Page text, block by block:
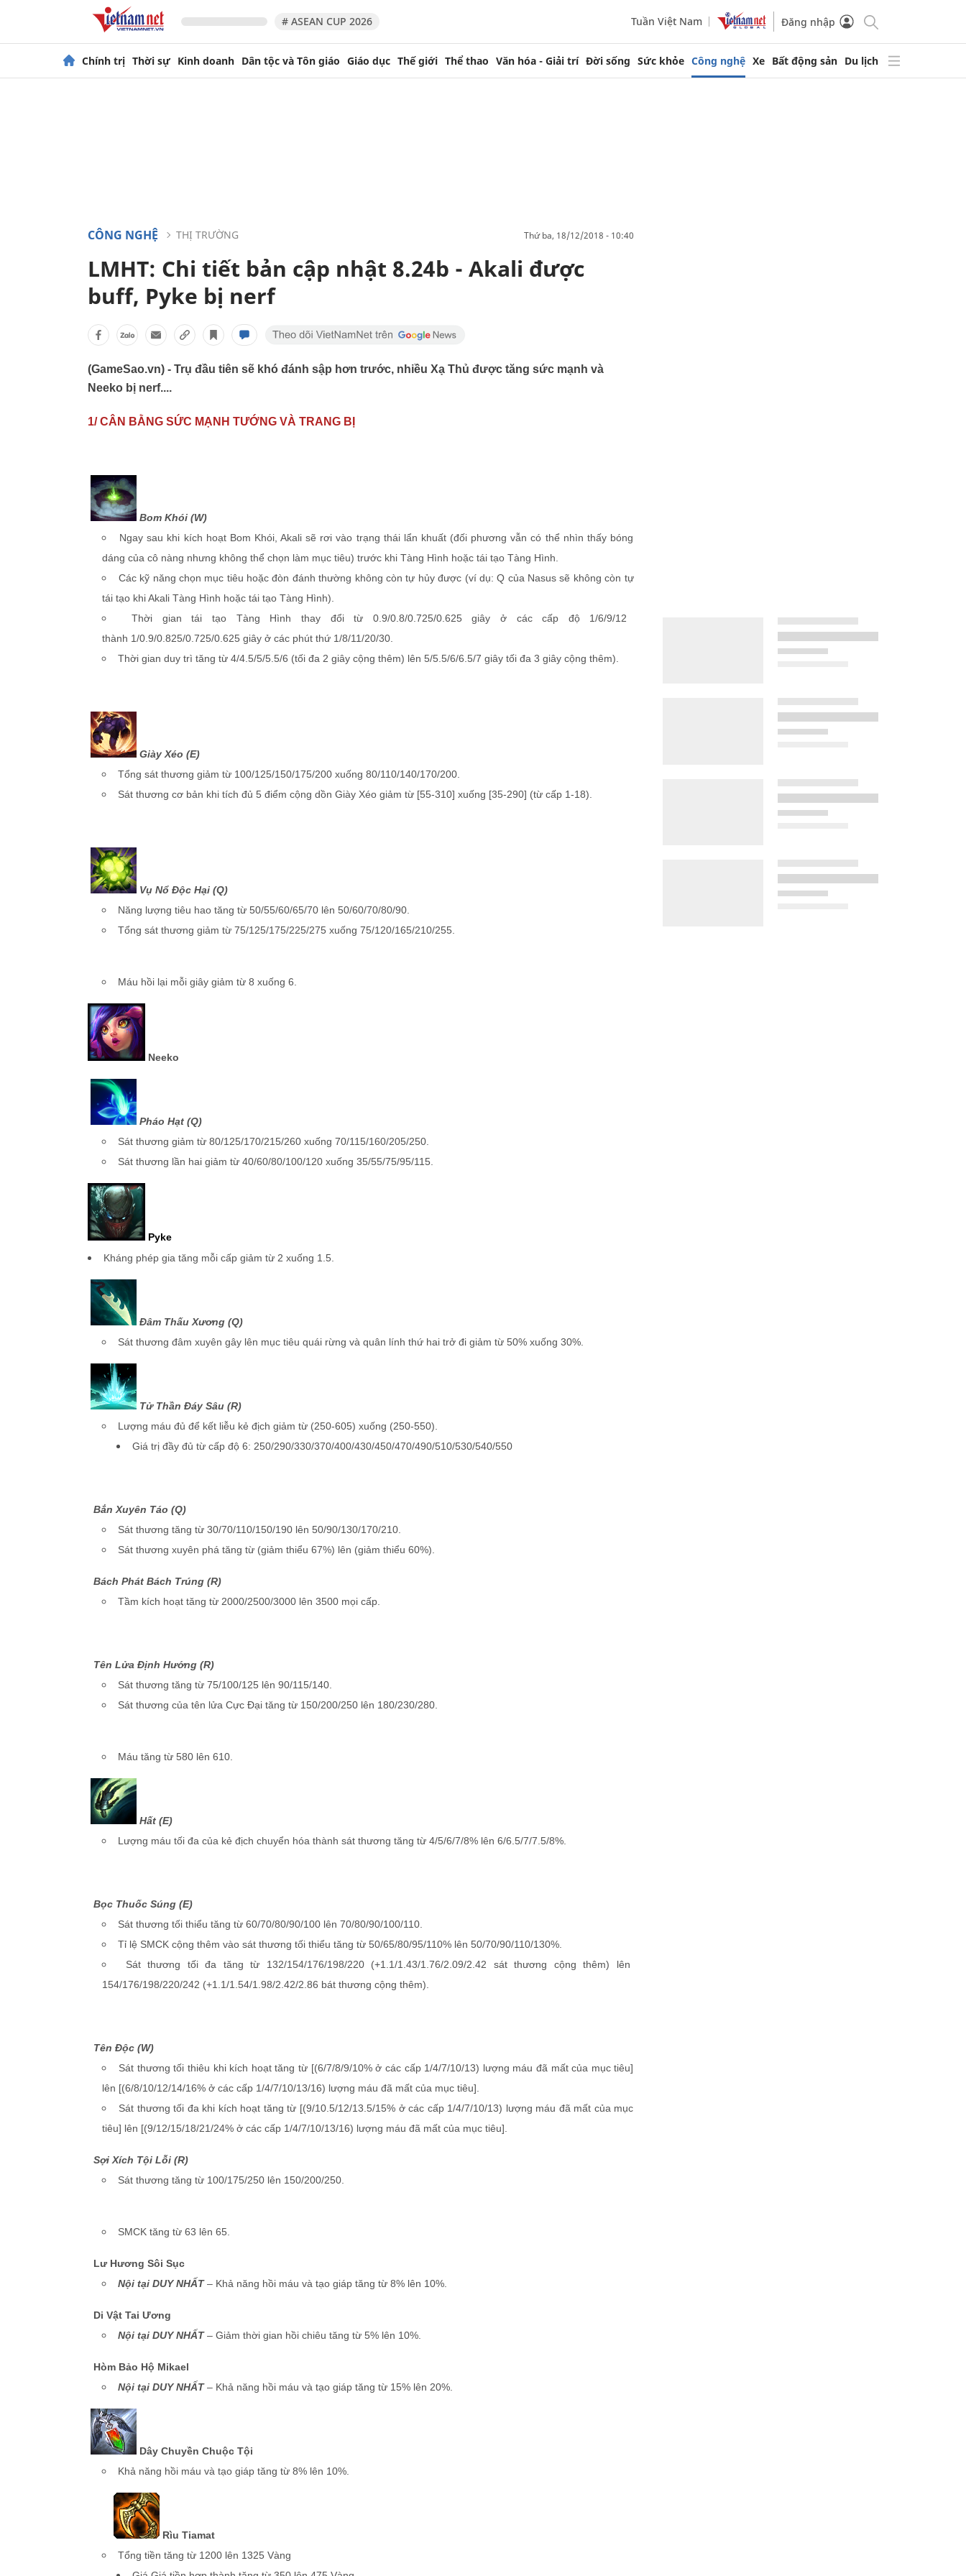
# ASEAN CUP 2026 Tuần Việt Nam Đăng nhập
Chính trị Thời sự Kinh doanh Dân tộc và Tôn giáo Giáo dục Thế giới Thể thao Văn hóa - Giải trí Đời sống Sức khỏe Công nghệ Xe Bất động sản Du lịch
CÔNG NGHỆ THỊ TRƯỜNG thứ ba, 18/12/2018 - 10:40
LMHT: Chi tiết bản cập nhật 8.24b - Akali được
buff, Pyke bị nerf
(GameSao.vn) - Trụ đầu tiên sẽ khó đánh sập hơn trước, nhiều Xạ Thủ được tăng sức mạnh và
Neeko bị nerf....
1/ CÂN BẰNG SỨC MẠNH TƯỚNG VÀ TRANG BỊ
Bom Khói (W)
Ngay sau khi kích hoạt Bom Khói, Akali sẽ rơi vào trạng thái lẩn khuất (đối phương vẫn có thể nhìn thấy bóng
dáng của cô nàng nhưng không thể chọn làm mục tiêu) trước khi Tàng Hình hoặc tái tạo Tàng Hình.
Các kỹ năng chọn mục tiêu hoặc đòn đánh thường không còn tự hủy được (ví dụ: Q của Nasus sẽ không còn tự
tái tạo khi Akali Tàng Hình hoặc tái tạo Tàng Hình).
Thời gian tái tạo Tàng Hình thay đổi từ 0.9/0.8/0.725/0.625 giây ở các cấp độ 1/6/9/12
thành 1/0.9/0.825/0.725/0.625 giây ở các phút thứ 1/8/11/20/30.
Thời gian duy trì tăng từ 4/4.5/5/5.5/6 (tối đa 2 giây cộng thêm) lên 5/5.5/6/6.5/7 giây tối đa 3 giây cộng thêm)
Giày Xéo (E)
Tổng sát thương giảm từ 100/125/150/175/200 xuống 80/110/140/170/200.
Sát thương cơ bản khi tích đủ 5 điểm cộng dồn Giày Xéo giảm từ [55-310] xuống [35-290] (từ cấp 1-18).
Vụ Nổ Độc Hại (Q)
Năng lượng tiêu hao tăng từ 50/55/60/65/70 lên 50/60/70/80/90.
Tổng sát thương giảm từ 75/125/175/225/275 xuống 75/120/165/210/255.
Máu hồi lại mỗi giây giảm từ 8 xuống 6.
Neeko
Pháo Hạt (Q)
Sát thương giảm từ 80/125/170/215/260 xuống 70/115/160/205/250.
Sát thương lần hai giảm từ 40/60/80/100/120 xuống 35/55/75/95/115.
Pyke
Kháng phép gia tăng mỗi cấp giảm từ 2 xuống 1.5.
Đâm Thấu Xương (Q)
Sát thương đâm xuyên gây lên mục tiêu quái rừng và quân lính thứ hai trở đi giảm từ 50% xuống 30%.
Tử Thần Đáy Sâu (R)
Lượng máu đủ để kết liễu kẻ địch giảm từ (250-605) xuống (250-550).
Giá trị đầy đủ từ cấp độ 6: 250/290/330/370/400/430/450/470/490/510/530/540/550
Bắn Xuyên Táo (Q)
Sát thương tăng từ 30/70/110/150/190 lên 50/90/130/170/210.
Sát thương xuyên phá tăng từ (giảm thiểu 67%) lên (giảm thiểu 60%).
Bách Phát Bách Trúng (R)
Tầm kích hoạt tăng từ 2000/2500/3000 lên 3500 mọi cấp.
Tên Lửa Định Hướng (R)
Sát thương tăng từ 75/100/125 lên 90/115/140.
Sát thương của tên lửa Cực Đại tăng từ 150/200/250 lên 180/230/280.
Máu tăng từ 580 lên 610.
Hất (E)
Lượng máu tối đa của kẻ địch chuyển hóa thành sát thương tăng từ 4/5/6/7/8% lên 6/6.5/7/7.5/8%.
Bọc Thuốc Súng (E)
Sát thương tối thiểu tăng từ 60/70/80/90/100 lên 70/80/90/100/110.
Tỉ lệ SMCK cộng thêm vào sát thương tối thiểu tăng từ 50/65/80/95/110% lên 50/70/90/110/130%.
Sát thương tối đa tăng từ 132/154/176/198/220 (+1.1/1.43/1.76/2.09/2.42 sát thương cộng thêm) lên
154/176/198/220/242 (+1.1/1.54/1.98/2.42/2.86 bát thương cộng thêm).
Tên Độc (W)
Sát thương tối thiêu khi kích hoạt tăng từ [(6/7/8/9/10% ở các cấp 1/4/7/10/13) lượng máu đã mất của mục tiêu]
lên [(6/8/10/12/14/16% ở các cấp 1/4/7/10/13/16) lượng máu đã mất của mục tiêu].
Sát thương tối đa khi kích hoạt tăng từ [(9/10.5/12/13.5/15% ở các cấp 1/4/7/10/13) lượng máu đã mất của mục
tiêu] lên [(9/12/15/18/21/24% ở các cấp 1/4/7/10/13/16) lượng máu đã mất của mục tiêu].
Sợi Xích Tội Lỗi (R)
Sát thương tăng từ 100/175/250 lên 150/200/250.
SMCK tăng từ 63 lên 65.
Lư Hương Sôi Sục
Nội tại DUY NHẤT– Khả năng hồi máu và tạo giáp tăng từ 8% lên 10%.
Di Vật Tai Ương
Nội tại DUY NHẤT– Giảm thời gian hồi chiêu tăng từ 5% lên 10%.
Hòm Bảo Hộ Mikael
Nội tại DUY NHẤT– Khả năng hồi máu và tạo giáp tăng từ 15% lên 20%.
Dây Chuyền Chuộc Tội
Khả năng hồi máu và tạo giáp tăng từ 8% lên 10%.
Rìu Tiamat
Tổng tiền tăng từ 1200 lên 1325 Vàng